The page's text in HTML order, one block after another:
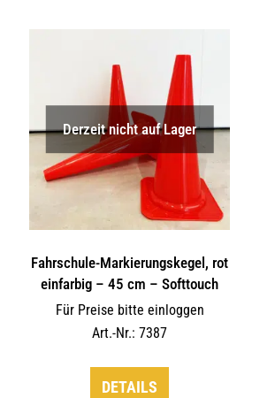
auf
gewählt
werden
Derzeit nicht auf Lager
Fahrschule-Markierungskegel, rot
einfarbig – 45 cm – Softtouch
Für Preise bitte einloggen
Art.-Nr.: 7387
DETAILS